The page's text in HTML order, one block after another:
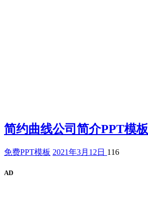
简约曲线公司简介PPT模板
免费PPT模板 2021年3月12日 116
AD